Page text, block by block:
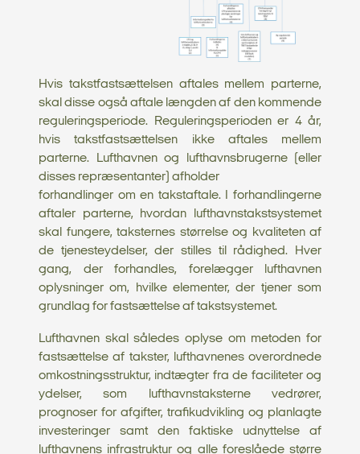
Hvis takstfastsættelsen aftales mellem parterne,
skal disse også aftale længden af den kommende
reguleringsperiode. Reguleringsperioden er 4 år,
hvis takstfastsættelsen ikke aftales mellem
parterne. Lufthavnen og lufthavnsbrugerne (eller
disses repræsentanter) afholder
forhandlinger om en takstaftale. I forhandlingerne
aftaler parterne, hvordan lufthavnstakstsystemet
skal fungere, taksternes størrelse og kvaliteten af
de tjenesteydelser, der stilles til rådighed. Hver
gang, der forhandles, forelægger lufthavnen
oplysninger om, hvilke elementer, der tjener som
grundlag for fastsættelse af takstsystemet.
Lufthavnen skal således oplyse om metoden for
fastsættelse af takster, lufthavnenes overordnede
omkostningsstruktur, indtægter fra de faciliteter og
ydelser, som lufthavnstaksterne vedrører,
prognoser for afgifter, trafikudvikling og planlagte
investeringer samt den faktiske udnyttelse af
lufthavnens infrastruktur og alle foreslåede større